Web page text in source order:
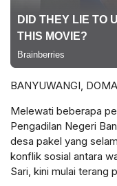
BANYUWANGI,
Melewati beberapa
Pengadilan Negeri
desa pakel yang
konflik sosial antara
Sari, kini mulai terang